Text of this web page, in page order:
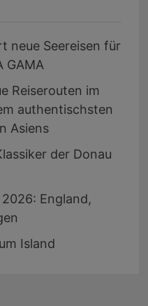
neue Seereisen für
GAMA
Reiserouten im
authentischsten
Asiens
der Donau
England,
Island